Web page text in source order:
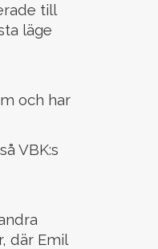
till
läge
och har
VBK:s
där Emil